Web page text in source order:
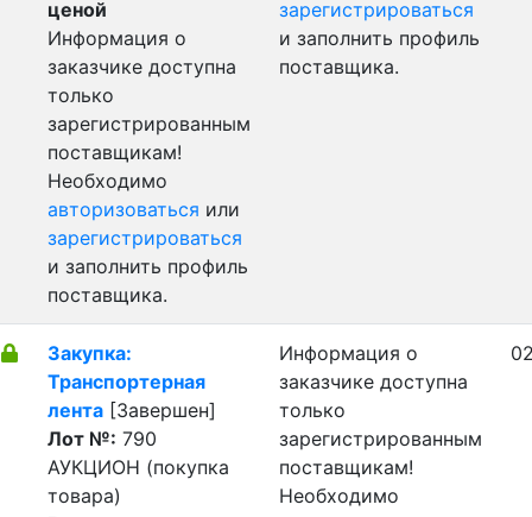
ценой
Информация о
заказчике доступна
только
зарегистрированным
поставщикам!
Необходимо
авторизоваться или
зарегистрироваться
и заполнить профиль
поставщика.
зарегистрироваться
и заполнить профиль
поставщика.
Закупка:
Транспортерная
лента [Завершен]
Лот №: 790
АУКЦИОН (покупка
товара)
Информация о
заказчике доступна
только
зарегистрированным
поставщикам!
Необходимо